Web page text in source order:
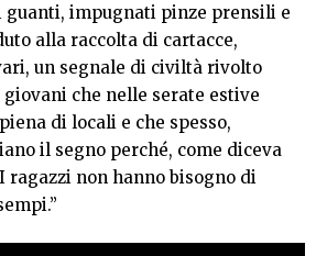
guanti, impugnati pinze prensili e
alla raccolta di cartacce,
un segnale di civiltà rivolto
che nelle serate estive
di locali e che spesso,
il segno perché, come diceva
ragazzi non hanno bisogno di